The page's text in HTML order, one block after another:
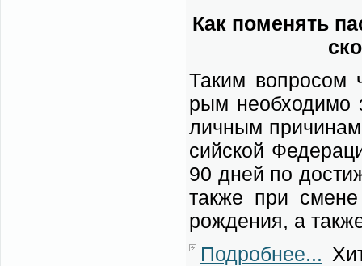
Как по­ме­нять
Та­ким во­про­сом
рым не­об­хо­ди­мо
лич­ным
сий­ской
90 дней по
так­же при
рож­де­ния, а
Подробнее...